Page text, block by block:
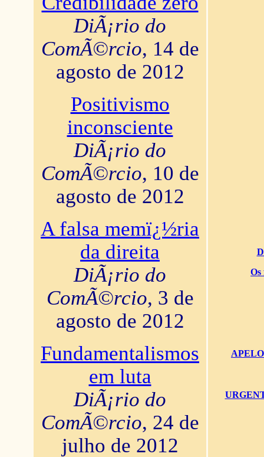
DiÃ¡rio do
ComÃ©rcio, 14 de
agosto de 2012
Positivismo
inconsciente
DiÃ¡rio do
ComÃ©rcio, 10 de
agosto de 2012
A falsa memï¿½ria
da direita
DiÃ¡rio do
ComÃ©rcio, 3 de
agosto de 2012
Fundamentalismos
em luta
DiÃ¡rio do
ComÃ©rcio, 24 de
julho de 2012
Os